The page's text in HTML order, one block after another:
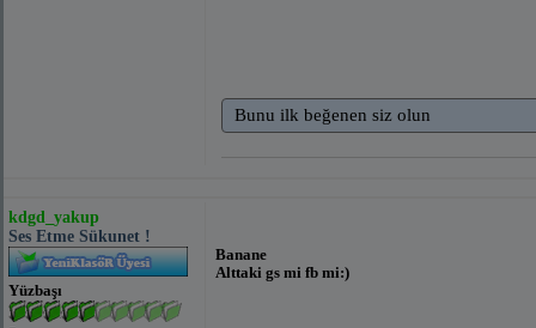
Bunu ilk beğenen siz olun
kdgd_yakup
Ses Etme Sükunet !
Yüzbaşı
Banane
Alttaki gs mi fb mi:)